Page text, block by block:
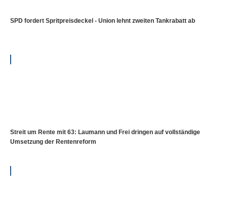
SPD fordert Spritpreisdeckel - Union lehnt zweiten Tankrabatt ab
Streit um Rente mit 63: Laumann und Frei dringen auf vollständige
Umsetzung der Rentenreform